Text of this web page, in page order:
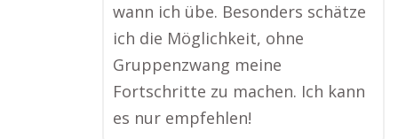
wann ich übe. Besonders schätze
ich die Möglichkeit, ohne
Gruppenzwang meine
Fortschritte zu machen. Ich kann
es nur empfehlen!